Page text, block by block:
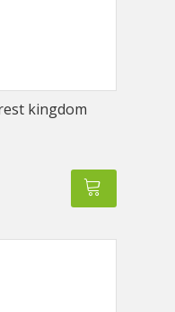
kingdom